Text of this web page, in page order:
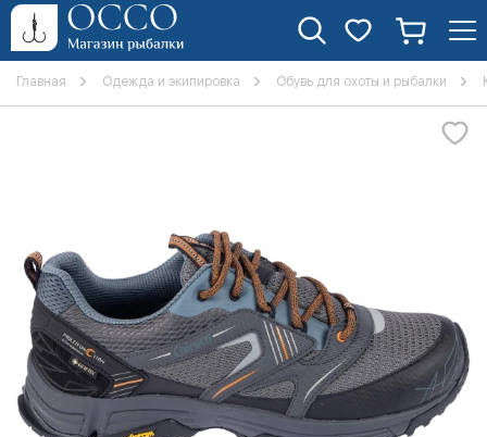
Главная Одежда и экипировка Обувь для охоты и рыбалки